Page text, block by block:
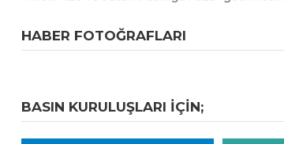
HABER FOTOĞRAFLARI
BASIN KURULUŞLARI IÇIN;